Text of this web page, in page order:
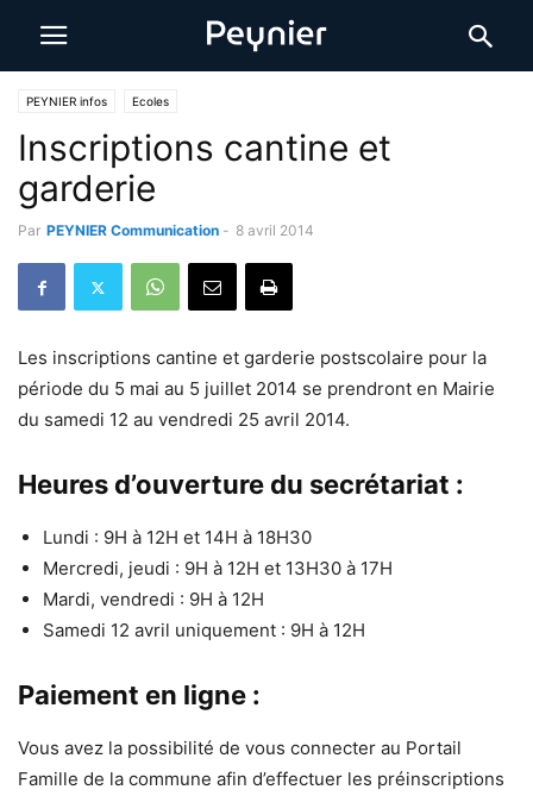
PEYNIER infos Ecoles
Inscriptions cantine et
garderie
Par PEYNIER Communication - 8 avril 2014
Les inscriptions cantine et garderie postscolaire pour la
période du 5 mai au 5 juillet 2014 se prendront en Mairie
du samedi 12 au vendredi 25 avril 2014.
Heures d’ouverture du secrétariat :
Lundi : 9H à 12H et 14H à 18H30
Mercredi, jeudi : 9H à 12H et 13H30 à 17H
Mardi, vendredi : 9H à 12H
Samedi 12 avril uniquement : 9H à 12H
Paiement en ligne :
Vous avez la possibilité de vous connecter au Portail
Famille de la commune afin d’effectuer les préinscriptions